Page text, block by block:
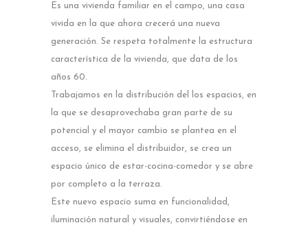
Es una vivienda familiar en el campo, una casa
vivida en la que ahora crecerá una nueva
generación. Se respeta totalmente la estructura
característica de la vivienda, que data de los
años 60.
Trabajamos en la distribución del los espacios, en
la que se desaprovechaba gran parte de su
potencial y el mayor cambio se plantea en el
acceso, se elimina el distribuidor, se crea un
espacio único de estar-cocina-comedor y se abre
por completo a la terraza.
Este nuevo espacio suma en funcionalidad,
iluminación natural y visuales, convirtiéndose en